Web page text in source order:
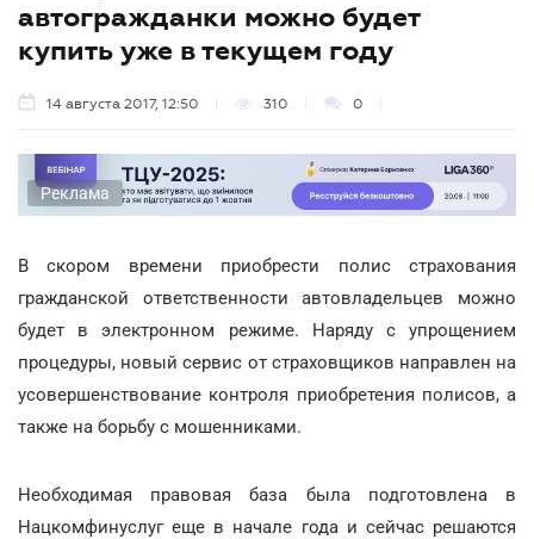
автогражданки можно будет
купить уже в текущем году
14 августа 2017, 12:50 310 0
Реклама
В скором времени приобрести полис страхования
гражданской ответственности автовладельцев можно
будет в электронном режиме. Наряду с упрощением
процедуры, новый сервис от страховщиков направлен на
усовершенствование контроля приобретения полисов, а
также на борьбу с мошенниками.
Необходимая правовая база была подготовлена в
Нацкомфинуслуг еще в начале года и сейчас решаются